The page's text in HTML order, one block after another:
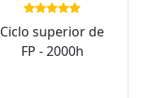
Ciclo superior de
FP - 2000h